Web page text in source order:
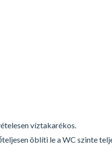
víztakarékos.
öblíti le a WC szinte